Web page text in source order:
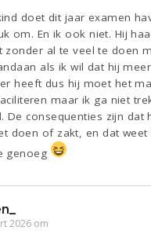
doet dit jaar examen
om. En ik ook niet. Hij
zonder al te veel te doen
als ik wil dat hij
heeft dus hij moet het
maar ik ga niet
De consequenties zijn dat
doen of zakt, en dat weet
genoeg
2026 om